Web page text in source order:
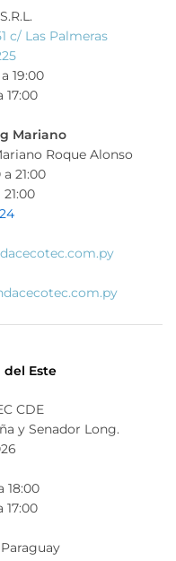
c/ Las Palmeras
19:00
17:00
Mariano
Roque Alonso
21:00
del Este
CDE
y Senador Long.
18:00
17:00